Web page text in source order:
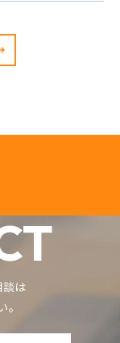
は